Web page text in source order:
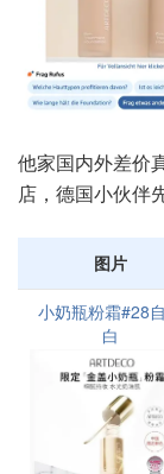
他家国内外差价
店，德国小伙伴
图片
小奶瓶粉霜#28
白